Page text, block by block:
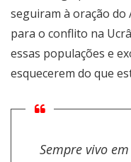
seguiram à oração
para o conflito na
essas populações e
esquecerem do que
Sempre vivo